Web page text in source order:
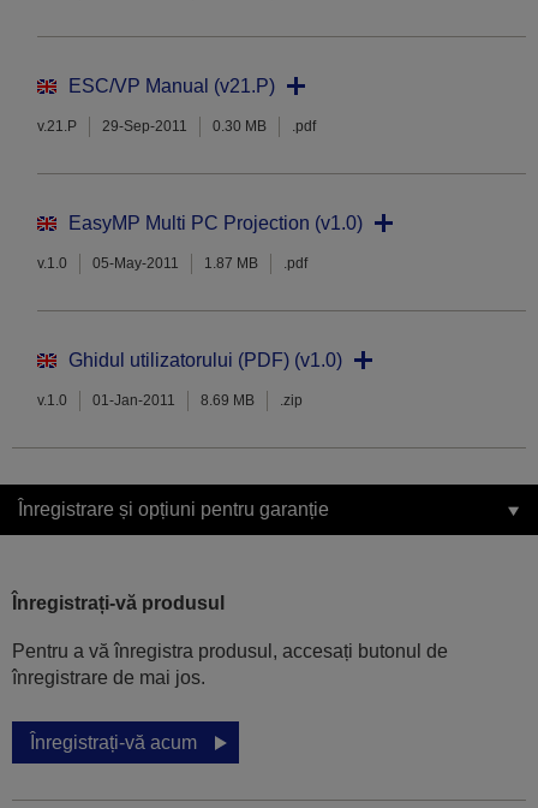
ESC/VP Manual (v21.P)
v.21.P 29-Sep-2011 0.30 MB .pdf
EasyMP Multi PC Projection (v1.0)
v.1.0 05-May-2011 1.87 MB .pdf
Ghidul utilizatorului (PDF) (v1.0)
v.1.0 01-Jan-2011 8.69 MB .zip
Înregistrare și opțiuni pentru garanție
Înregistrați-vă produsul
Pentru a vă înregistra produsul, accesați butonul de
înregistrare de mai jos.
Înregistrați-vă acum